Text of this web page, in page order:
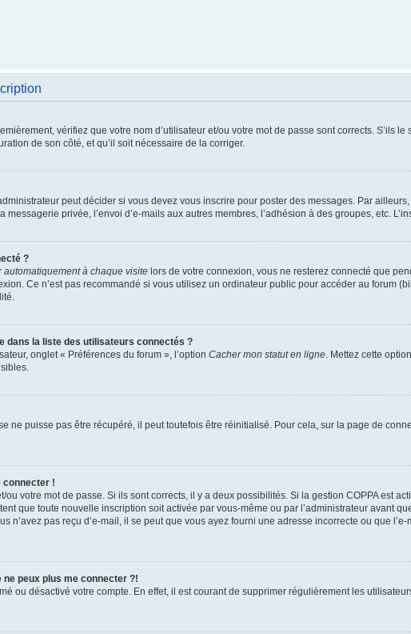
vérifiez que votre nom d’utilisateur et/ou votre mot de passe sont corrects. S’ils
de son côté, et qu’il soit nécessaire de la corriger.
peut décider si vous devez vous inscrire pour poster des messages. Par
privée, l’envoi d’e-mails aux autres membres, l’adhésion à des groupes, etc.
?
automatiquement à chaque visite lors de votre connexion, vous ne resterez connecté que
Ce n’est pas recommandé si vous utilisez un ordinateur public pour accéder au forum
dans la liste des utilisateurs connectés ?
onglet « Préférences du forum », l’option Cacher mon statut en ligne . Mettez cette
ne puisse pas être récupéré, il peut toutefois être réinitialisé. Pour cela, sur la page de
connecter !
ou votre mot de passe. Si ils sont corrects, il y a deux possibilités. Si la gestion COPPA est
que toute nouvelle inscription soit activée par vous-même ou par l’administrateur avant
n’avez pas reçu d’e-mail, il se peut que vous ayez fourni une adresse incorrecte ou que
peux plus me connecter ?!
ou désactivé votre compte. En effet, il est courant de supprimer régulièrement les